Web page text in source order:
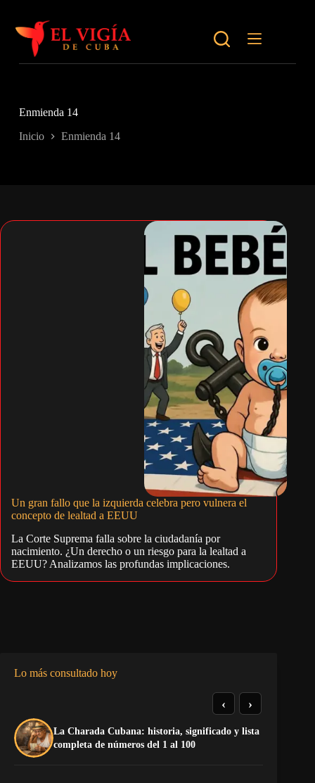
contenido
Enmienda 14
Inicio Enmienda 14
Un gran fallo que la izquierda celebra pero vulnera el
concepto de lealtad a EEUU
La Corte Suprema falla sobre la ciudadanía por
nacimiento. ¿Un derecho o un riesgo para la lealtad a
EEUU? Analizamos las profundas implicaciones.
Lo más consultado hoy
La Charada Cubana: historia, significado y lista
completa de números del 1 al 100
‹ ›